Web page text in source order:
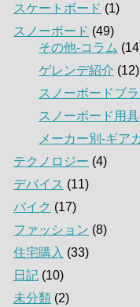
スケートボード (1)
スノーボード (49)
その他-コラム
ゲレンデ紹介 (12)
スノーボードブ
スノーボード用
メーカー別-ギア
テクノロジー (4)
デバイス (11)
バイク (17)
ファッション (8)
住宅購入 (33)
日記 (10)
未分類 (2)